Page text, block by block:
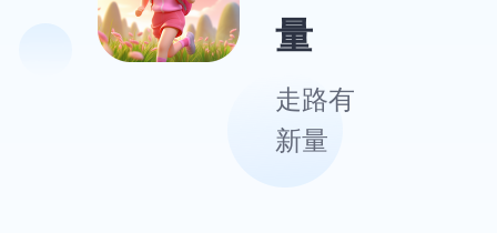
量
走路有
新量